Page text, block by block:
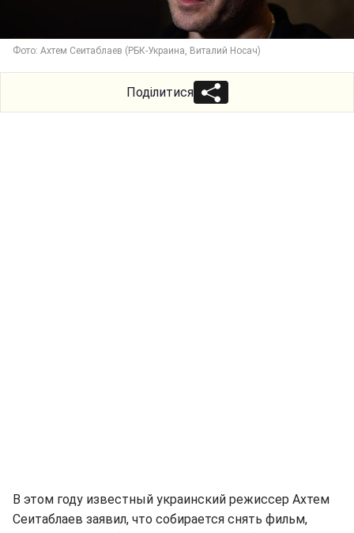
Фото: Ахтем Сеитаблаев (РБК-Украина, Виталий Носач)
Поділитися
В этом году известный украинский режиссер Ахтем
Сеитаблаев заявил, что собирается снять фильм,